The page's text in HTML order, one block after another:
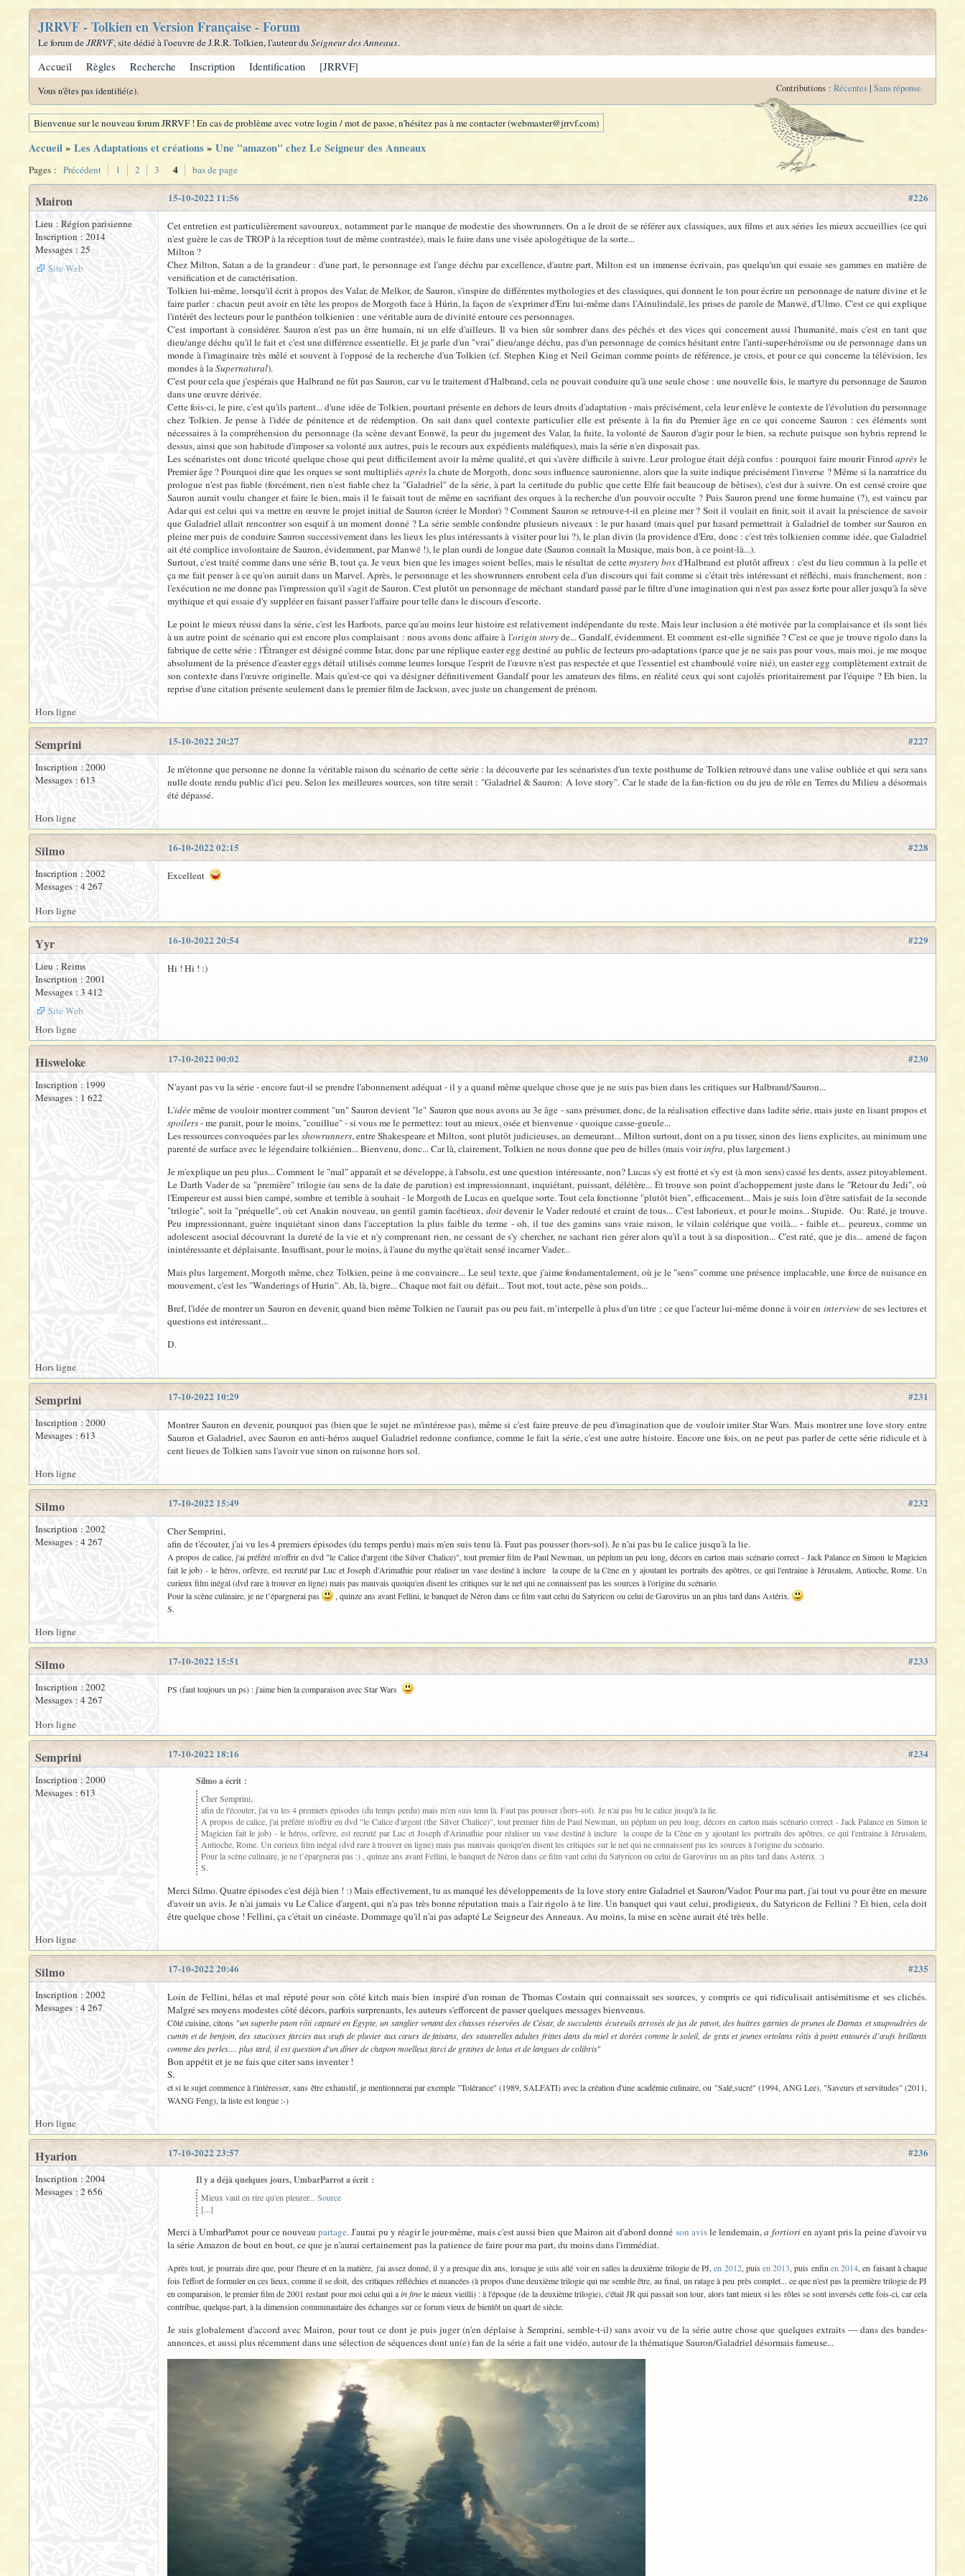
JRRVF - Tolkien en Version Française - Forum
Le forum deJRRVF, site dédié à l'oeuvre de J.R.R. Tolkien, l'auteur du Seigneur des Anneaux.
Accueil Règles Recherche Inscription Identification [JRRVF]
Vous n'êtes pas identifié(e). Contributions : Récentes| Sans réponse
Bienvenue sur le nouveau forum JRRVF ! En cas de problème avec votre login / mot de passe, n'hésitez pas à me contacter (webmaster@jrrvf.com)
Accueil» Les Adaptations et créations» Une "amazon" chez Le Seigneur des Anneaux
Pages : Précédent 1 2 3 4 bas de page
#226
15-10-2022 11:56
Mairon
Lieu : Région parisienne
Inscription : 2014
Messages : 25
Site Web
Cet entretien est particulièrement savoureux, notamment par le manque de modestie des showrunners. On a le droit de se référer aux classiques, aux films et aux séries les mieux accueillies (ce qui
n'est guère le cas de TROP à la réception tout de même contrastée), mais le faire dans une visée apologétique de la sorte...
Milton ?
Chez Milton, Satan a de la grandeur : d'une part, le personnage est l'ange déchu par excellence, d'autre part, Milton est un immense écrivain, pas quelqu'un qui essaie ses gammes en matière de
versification et de caractérisation.
Tolkien lui-même, lorsqu'il écrit à propos des Valar, de Melkor, de Sauron, s'inspire de différentes mythologies et des classiques, qui donnent le ton pour écrire un personnage de nature divine et le
faire parler : chacun peut avoir en tête les propos de Morgoth face à Húrin, la façon de s'exprimer d'Eru lui-même dans l'Ainulindalë, les prises de parole de Manwë, d'Ulmo. C'est ce qui explique
l'intérêt des lecteurs pour le panthéon tolkienien : une véritable aura de divinité entoure ces personnages.
C'est important à considérer. Sauron n'est pas un être humain, ni un elfe d'ailleurs. Il va bien sûr sombrer dans des péchés et des vices qui concernent aussi l'humanité, mais c'est en tant que
dieu/ange déchu qu'il le fait et c'est une différence essentielle. Et je parle d'un "vrai" dieu/ange déchu, pas d'un personnage de comics hésitant entre l'anti-super-héroïsme ou de personnage dans un
monde à l'imaginaire très mêlé et souvent à l'opposé de la recherche d'un Tolkien (cf. Stephen King et Neil Geiman comme points de référence, je crois, et pour ce qui concerne la télévision, les
mondes à laSupernatural).
C'est pour cela que j'espérais que Halbrand ne fût pas Sauron, car vu le traitement d'Halbrand, cela ne pouvait conduire qu'à une seule chose : une nouvelle fois, le martyre du personnage de Sauron
dans une œuvre dérivée.
Cette fois-ci, le pire, c'est qu'ils partent... d'une idée de Tolkien, pourtant présente en dehors de leurs droits d'adaptation - mais précisément, cela leur enlève le contexte de l'évolution du personnage
chez Tolkien. Je pense à l'idée de pénitence et de rédemption. On sait dans quel contexte particulier elle est présente à la fin du Premier âge en ce qui concerne Sauron : ces éléments sont
nécessaires à la compréhension du personnage (la scène devant Eonwë, la peur du jugement des Valar, la fuite, la volonté de Sauron d'agir pour le bien, sa rechute puisque son hybris reprend le
dessus, ainsi que son habitude d'imposer sa volonté aux autres, puis le recours aux expédients maléfiques), mais la série n'en disposait pas.
Les scénaristes ont donc tricoté quelque chose qui peut difficilement avoir la même qualité, et qui s'avère difficile à suivre. Leur prologue était déjà confus : pourquoi faire mourir Finrodaprès le
Premier âge ? Pourquoi dire que les orques se sont multipliésaprèsla chute de Morgoth, donc sous influence sauronienne, alors que la suite indique précisément l'inverse ? Même si la narratrice du
prologue n'est pas fiable (forcément, rien n'est fiable chez la "Galadriel" de la série, à part la certitude du public que cette Elfe fait beaucoup de bêtises), c'est dur à suivre. On est censé croire que
Sauron aurait voulu changer et faire le bien, mais il le faisait tout de même en sacrifiant des orques à la recherche d'un pouvoir occulte ? Puis Sauron prend une forme humaine (?), est vaincu par
Adar qui est celui qui va mettre en œuvre le projet initial de Sauron (créer le Mordor) ? Comment Sauron se retrouve-t-il en pleine mer ? Soit il voulait en finir, soit il avait la préscience de savoir
que Galadriel allait rencontrer son esquif à un moment donné ? La série semble confondre plusieurs niveaux : le pur hasard (mais quel pur hasard permettrait à Galadriel de tomber sur Sauron en
pleine mer puis de conduire Sauron successivement dans les lieux les plus intéressants à visiter pour lui ?), le plan divin (la providence d'Eru, donc : c'est très tolkienien comme idée, que Galadriel
ait été complice involontaire de Sauron, évidemment, par Manwë !), le plan ourdi de longue date (Sauron connaît la Musique, mais bon, à ce point-là...).
Surtout, c'est traité comme dans une série B, tout ça. Je veux bien que les images soient belles, mais le résultat de cettemystery boxd'Halbrand est plutôt affreux : c'est du lieu commun à la pelle et
ça me fait penser à ce qu'on aurait dans un Marvel. Après, le personnage et les showrunners enrobent cela d'un discours qui fait comme si c'était très intéressant et réfléchi, mais franchement, non :
l'exécution ne me donne pas l'impression qu'il s'agit de Sauron. C'est plutôt un personnage de méchant standard passé par le filtre d'une imagination qui n'est pas assez forte pour aller jusqu'à la sève
mythique et qui essaie d'y suppléer en faisant passer l'affaire pour telle dans le discours d'escorte.
Le point le mieux réussi dans la série, c'est les Harfoots, parce qu'au moins leur histoire est relativement indépendante du reste. Mais leur inclusion a été motivée par la complaisance et ils sont liés
à un autre point de scénario qui est encore plus complaisant : nous avons donc affaire à l'origin storyde... Gandalf, évidemment. Et comment est-elle signifiée ? C'est ce que je trouve rigolo dans la
fabrique de cette série : l'Étranger est désigné comme Istar, donc par une réplique easter egg destiné au public de lecteurs pro-adaptations (parce que je ne sais pas pour vous, mais moi, je me moque
absolument de la présence d'easter eggs détail utilisés comme leurres lorsque l'esprit de l'œuvre n'est pas respectée et que l'essentiel est chamboulé voire nié), un easter egg complètement extrait de
son contexte dans l'œuvre originelle. Mais qu'est-ce qui va désigner définitivement Gandalf pour les amateurs des films, en réalité ceux qui sont cajolés prioritairement par l'équipe ? Eh bien, la
reprise d'une citation présente seulement dans le premier film de Jackson, avec juste un changement de prénom.
Hors ligne
#227
15-10-2022 20:27
Semprini
Inscription : 2000
Messages : 613
Je m'étonne que personne ne donne la véritable raison du scénario de cette série : la découverte par les scénaristes d'un texte posthume de Tolkien retrouvé dans une valise oubliée et qui sera sans
nulle doute rendu public d'ici peu. Selon les meilleures sources, son titre serait : "Galadriel & Sauron: A love story". Car le stade de la fan-fiction ou du jeu de rôle en Terres du Milieu a désormais
été dépassé.
Hors ligne
#228
16-10-2022 02:15
Silmo
Inscription : 2002
Messages : 4 267
Excellent
Hors ligne
#229
16-10-2022 20:54
Yyr
Lieu : Reims
Inscription : 2001
Messages : 3 412
Site Web
Hi ! Hi ! :)
Hors ligne
#230
17-10-2022 00:02
Hisweloke
Inscription : 1999
Messages : 1 622
N'ayant pas vu la série - encore faut-il se prendre l'abonnement adéquat - il y a quand même quelque chose que je ne suis pas bien dans les critiques sur Halbrand/Sauron...
L'idéemême de vouloir montrer comment "un" Sauron devient "le" Sauron que nous avons au 3e âge - sans présumer, donc, de la réalisation effective dans ladite série, mais juste en lisant propos et
spoilers- me parait, pour le moins, "couillue" - si vous me le permettez: tout au mieux, osée et bienvenue - quoique casse-gueule...
Les ressources convoquées par les showrunners, entre Shakespeare et Milton, sont plutôt judicieuses, au demeurant... Milton surtout, dont on a pu tisser, sinon des liens explicites, au minimum une
parenté de surface avec le légendaire tolkiénien... Bienvenu, donc... Car là, clairement, Tolkien ne nous donne que peu de billes (mais voirinfra, plus largement.)
Je m'explique un peu plus... Comment le "mal" apparaît et se développe, à l'absolu, est une question intéressante, non? Lucas s'y est frotté et s'y est (à mon sens) cassé les dents, assez pitoyablement.
Le Darth Vader de sa "première" trilogie (au sens de la date de parution) est impressionnant, inquiétant, puissant, délétère... Et trouve son point d'achoppement juste dans le "Retour du Jedi", où
l'Empereur est aussi bien campé, sombre et terrible à souhait - le Morgoth de Lucas en quelque sorte. Tout cela fonctionne "plutôt bien", efficacement... Mais je suis loin d'être satisfait de la seconde
"trilogie", soit la "préquelle", où cet Anakin nouveau, un gentil gamin facétieux, doitdevenir le Vader redouté et craint de tous... C'est laborieux, et pour le moins... Stupide. Ou: Raté, je trouve.
Peu impressionnant, guère inquiétant sinon dans l'acceptation la plus faible du terme - oh, il tue des gamins sans vraie raison, le vilain colérique que voilà... - faible et... peureux, comme un
adolescent asocial découvrant la dureté de la vie et n'y comprenant rien, ne cessant de s'y chercher, ne sachant rien gérer alors qu'il a tout à sa disposition... C'est raté, que je dis... amené de façon
inintéressante et déplaisante. Insuffisant, pour le moins, à l'aune du mythe qu'était sensé incarner Vader...
Mais plus largement, Morgoth même, chez Tolkien, peine à me convaincre... Le seul texte, que j'aime fondamentalement, où je le "sens" comme une présence implacable, une force de nuisance en
mouvement, c'est les "Wanderings of Hurin". Ah, là, bigre... Chaque mot fait ou défait... Tout mot, tout acte, pèse son poids...
Bref, l'idée de montrer un Sauron en devenir, quand bien même Tolkien ne l'aurait pas ou peu fait, m’interpelle à plus d'un titre ; ce que l'acteur lui-même donne à voir en interviewde ses lectures et
questions est intéressant...
D.
Hors ligne
#231
17-10-2022 10:29
Semprini
Inscription : 2000
Messages : 613
Montrer Sauron en devenir, pourquoi pas (bien que le sujet ne m'intéresse pas), même si c'est faire preuve de peu d'imagination que de vouloir imiter Star Wars. Mais montrer une love story entre
Sauron et Galadriel, avec Sauron en anti-héros auquel Galadriel redonne confiance, comme le fait la série, c'est une autre histoire. Encore une fois, on ne peut pas parler de cette série ridicule et à
cent lieues de Tolkien sans l'avoir vue sinon on raisonne hors sol.
Hors ligne
#232
17-10-2022 15:49
Silmo
Inscription : 2002
Messages : 4 267
Cher Semprini,
afin de t'écouter, j'ai vu les 4 premiers épisodes (du temps perdu) mais m'en suis tenu là. Faut pas pousser (hors-sol). Je n'ai pas bu le calice jusqu'à la lie.
A propos de calice, j'ai préféré m'offrir en dvd "le Calice d'argent (the Silver Chalice)", tout premier film de Paul Newman, un péplum un peu long, décors en carton mais scénario correct - Jack Palance en Simon le Magicien
fait le job) - le héros, orfèvre, est recruté par Luc et Joseph d'Arimathie pour réaliser un vase destiné à inclure la coupe de la Cène en y ajoutant les portraits des apôtres, ce qui l'entraine à Jérusalem, Antioche, Rome. Un
curieux film inégal (dvd rare à trouver en ligne) mais pas mauvais quoiqu'en disent les critiques sur le net qui ne connaissent pas les sources à l'origine du scénario.
Pour la scène culinaire, je ne t’épargnerai pas
, quinze ans avant Fellini, le banquet de Néron dans ce film vaut celui du Satyricon ou celui de Garovirus un an plus tard dans Astérix.
S.
Hors ligne
#233
17-10-2022 15:51
Silmo
Inscription : 2002
Messages : 4 267
PS (faut toujours un ps) : j'aime bien la comparaison avec Star Wars
Hors ligne
#234
17-10-2022 18:16
Semprini
Inscription : 2000
Messages : 613
Silmo a écrit :
Cher Semprini,
afin de t'écouter, j'ai vu les 4 premiers épisodes (du temps perdu) mais m'en suis tenu là. Faut pas pousser (hors-sol). Je n'ai pas bu le calice jusqu'à la lie.
A propos de calice, j'ai préféré m'offrir en dvd "le Calice d'argent (the Silver Chalice)", tout premier film de Paul Newman, un péplum un peu long, décors en carton mais scénario correct - Jack Palance en Simon le
Magicien fait le job) - le héros, orfèvre, est recruté par Luc et Joseph d'Arimathie pour réaliser un vase destiné à inclure la coupe de la Cène en y ajoutant les portraits des apôtres, ce qui l'entraine à Jérusalem,
Antioche, Rome. Un curieux film inégal (dvd rare à trouver en ligne) mais pas mauvais quoiqu'en disent les critiques sur le net qui ne connaissent pas les sources à l'origine du scénario.
Pour la scène culinaire, je ne t’épargnerai pas :) , quinze ans avant Fellini, le banquet de Néron dans ce film vaut celui du Satyricon ou celui de Garovirus un an plus tard dans Astérix. :)
S.
Merci Silmo. Quatre épisodes c'est déjà bien ! :) Mais effectivement, tu as manqué les développements de la love story entre Galadriel et Sauron/Vador. Pour ma part, j'ai tout vu pour être en mesure
d'avoir un avis. Je n'ai jamais vu Le Calice d'argent, qui n'a pas très bonne réputation mais a l'air rigolo à te lire. Un banquet qui vaut celui, prodigieux, du Satyricon de Fellini ? Et bien, cela doit
être quelque chose ! Fellini, ça c'était un cinéaste. Dommage qu'il n'ai pas adapté Le Seigneur des Anneaux. Au moins, la mise en scène aurait été très belle.
Hors ligne
#235
17-10-2022 20:46
Silmo
Inscription : 2002
Messages : 4 267
Loin de Fellini, hélas et mal réputé pour son côté kitch mais bien inspiré d'un roman de Thomas Costain qui connaissait ses sources, y compris ce qui ridiculisait antisémitisme et ses clichés.
Malgré ses moyens modestes côté décors, parfois surprenants, les auteurs s'efforcent de passer quelques messages bienvenus.
Côté cuisine, citons "un superbe paon rôti capturé en Égypte, un sanglier venant des chasses réservées de César, de succulents écureuils arrosés de jus de pavot, des huitres garnies de prunes de Damas et saupoudrées de
cumin et de benjoin, des saucisses farcies aux œufs de pluvier aux cœurs de faisans, des sauterelles adultes frittes dans du miel et dorées comme le soleil, de gras et jeunes ortolans rôtis à point entourés d’œufs brillants
comme des perles.... plus tard, il est question d'un dîner de chapon moelleux farci de graines de lotus et de langues de colibris"
Bon appétit et je ne fais que citer sans inventer !
S.
et si le sujet commence à t'intéresser, sans être exhaustif, je mentionnerai par exemple "Tolérance" (1989, SALFATI) avec la création d'une académie culinaire, ou "Salé,sucré" (1994, ANG Lee), "Saveurs et servitudes" (2011,
WANG Feng), la liste est longue :-)
Hors ligne
#236
17-10-2022 23:57
Hyarion
Inscription : 2004
Messages : 2 656
Il y a déjà quelques jours, UmbarParrot a écrit :
Mieux vaut en rire qu'en pleurer... Source
[...]
Merci à UmbarParrot pour ce nouveaupartage. J'aurai pu y réagir le jour-même, mais c'est aussi bien que Mairon ait d'abord donné son avisle lendemain,a fortiorien ayant pris la peine d'avoir vu
la série Amazon de bout en bout, ce que je n'aurai certainement pas la patience de faire pour ma part, du moins dans l'immédiat.
Après tout, je pourrais dire que, pour l'heure et en la matière, j'ai assez donné, il y a presque dix ans, lorsque je suis allé voir en salles la deuxième trilogie de PJ,en 2012, puisen 2013, puis enfin en 2014, en faisant à chaque
fois l'effort de formuler en ces lieux, comme il se doit, des critiques réfléchies et nuancées (à propos d'une deuxième trilogie qui me semble être, au final, un ratage à peu près complet... ce que n'est pas la première trilogie de PJ
en comparaison, le premier film de 2001 restant pour moi celui qui ain finele mieux vieilli) : à l'époque (de la deuxième trilogie), c'était JR qui passait son tour, alors tant mieux si les rôles se sont inversés cette fois-ci, car cela
contribue, quelque-part, à la dimension communautaire des échanges sur ce forum vieux de bientôt un quart de siècle.
Je suis globalement d'accord avec Mairon, pour tout ce dont je puis juger (n'en déplaise à Semprini, semble-t-il) sans avoir vu de la série autre chose que quelques extraits — dans des bandes-
annonces, et aussi plus récemment dans une sélection de séquences dont un(e) fan de la série a fait une vidéo, autour de la thématique Sauron/Galadriel désormais fameuse...